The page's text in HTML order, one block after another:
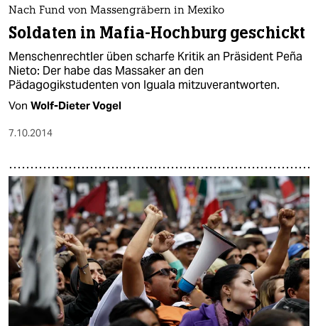
Nach Fund von Massengräbern in Mexiko
Soldaten in Mafia-Hochburg geschickt
Menschenrechtler üben scharfe Kritik an Präsident Peña
Nieto: Der habe das Massaker an den
Pädagogikstudenten von Iguala mitzuverantworten.
Von Wolf-Dieter Vogel
7.10.2014